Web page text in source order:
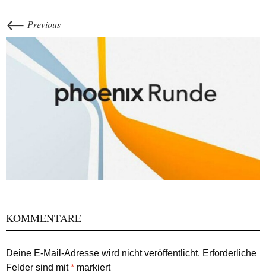
← Previous
KOMMENTARE
Deine E-Mail-Adresse wird nicht veröffentlicht. Erforderliche
Felder sind mit* markiert